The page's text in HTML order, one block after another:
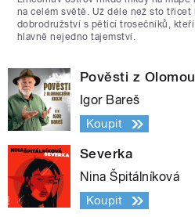
na celém světě. Už déle než sto třicet
dobrodružství s pěticí trosečníků,
hlavně nejedno tajemství.
Pověsti z
Igor Bareš
Koupit
Severka
Nina Špitálníková
Koupit